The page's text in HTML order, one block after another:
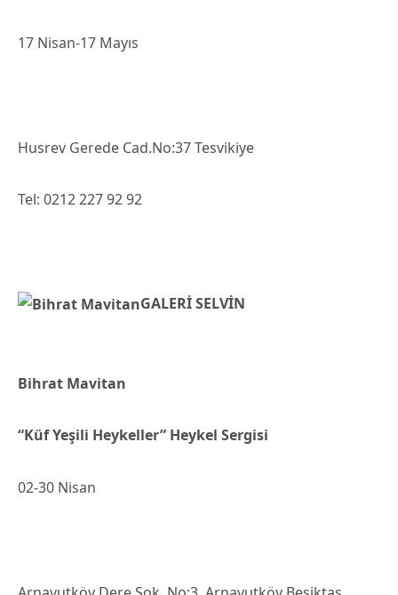
17 Nisan-17 Mayıs
Husrev Gerede Cad.No:37 Tesvikiye
Tel: 0212 227 92 92
GALERİ SELVİN
Bihrat Mavitan
“Küf Yeşili Heykeller” Heykel Sergisi
02-30 Nisan